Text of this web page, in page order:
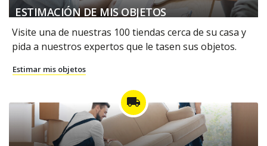
ESTIMACIÓN DE MIS OBJETOS
Visite una de nuestras 100 tiendas cerca de su casa y
pida a nuestros expertos que le tasen sus objetos.
Estimar mis objetos
local_shipping